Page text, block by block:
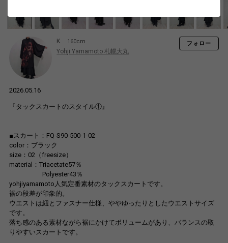
K 160cm
Yohji Yamamoto 札幌大丸
フォロー
2026.05.16
『タックスカートのスタイル①』
■スカート：FQ-S90-500-1-02
color：ブラック
size：02（freesize）
material：Triacetate57％
Polyester43％
yohjiyamamoto人気定番素材のタックスカートです。
裾の段差が印象的。
ウエストは紐とファスナー仕様、ややゆったりとしたウエストサイズ
です。
落ち感のある素材ながら裾にかけてボリュームがあり、バランスの取
りやすいスカートです。